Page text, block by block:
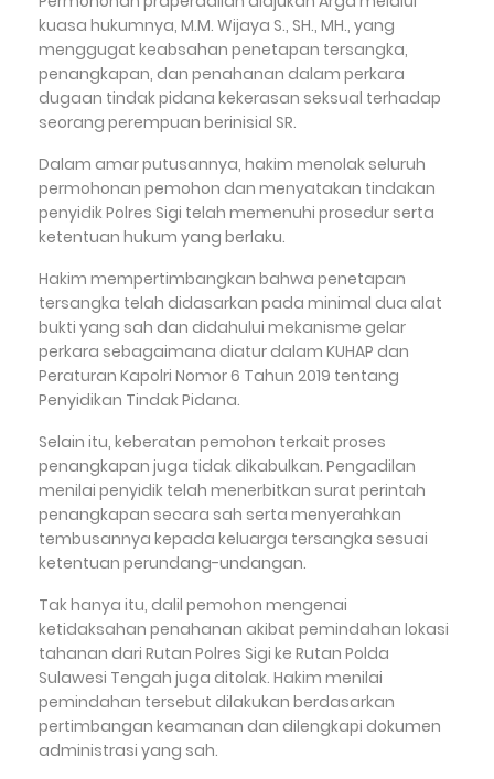
kuasa hukumnya, M.M. Wijaya S., SH., MH., yang
menggugat keabsahan penetapan tersangka,
penangkapan, dan penahanan dalam perkara
dugaan tindak pidana kekerasan seksual terhadap
seorang perempuan berinisial SR.
Dalam amar putusannya, hakim menolak seluruh
permohonan pemohon dan menyatakan tindakan
penyidik Polres Sigi telah memenuhi prosedur serta
ketentuan hukum yang berlaku.
Hakim mempertimbangkan bahwa penetapan
tersangka telah didasarkan pada minimal dua alat
bukti yang sah dan didahului mekanisme gelar
perkara sebagaimana diatur dalam KUHAP dan
Peraturan Kapolri Nomor 6 Tahun 2019 tentang
Penyidikan Tindak Pidana.
Selain itu, keberatan pemohon terkait proses
penangkapan juga tidak dikabulkan. Pengadilan
menilai penyidik telah menerbitkan surat perintah
penangkapan secara sah serta menyerahkan
tembusannya kepada keluarga tersangka sesuai
ketentuan perundang-undangan.
Tak hanya itu, dalil pemohon mengenai
ketidaksahan penahanan akibat pemindahan lokasi
tahanan dari Rutan Polres Sigi ke Rutan Polda
Sulawesi Tengah juga ditolak. Hakim menilai
pemindahan tersebut dilakukan berdasarkan
pertimbangan keamanan dan dilengkapi dokumen
administrasi yang sah.